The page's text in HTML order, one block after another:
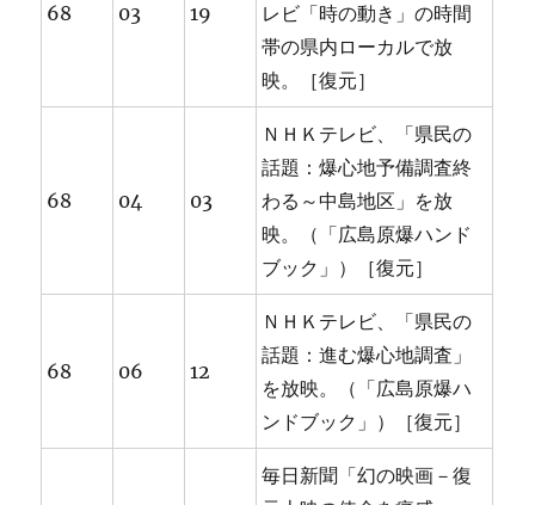
68 03 19
レビ「時の動き」の時間
帯の県内ローカルで放
映。［復元］
68 04 03
ＮＨＫテレビ、「県民の
話題：爆心地予備調査終
わる～中島地区」を放
映。（「広島原爆ハンド
ブック」）［復元］
68 06 12
ＮＨＫテレビ、「県民の
話題：進む爆心地調査」
を放映。（「広島原爆ハ
ンドブック」）［復元］
毎日新聞「幻の映画－復